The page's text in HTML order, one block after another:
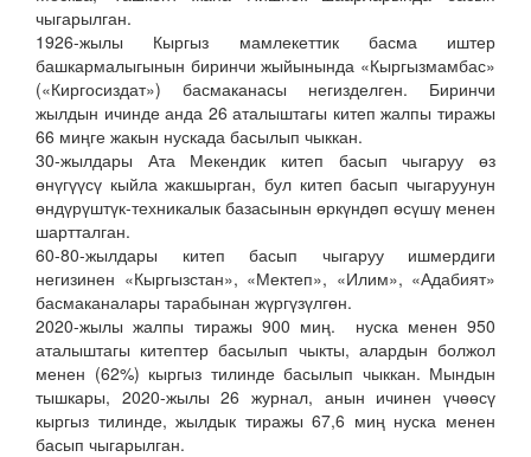
чыгарылган.
1926-жылы Кыргыз мамлекеттик басма иштер
башкармалыгынын биринчи жыйынында «Кыргызмамбас»
(«Киргосиздат») басмаканасы негизделген. Биринчи
жылдын ичинде анда 26 аталыштагы китеп жалпы тиражы
66 миңге жакын нускада басылып чыккан.
30-жылдары Ата Мекендик китеп басып чыгаруу өз
өнүгүүсү кыйла жакшырган, бул китеп басып чыгаруунун
өндүрүштүк-техникалык базасынын өркүндөп өсүшү менен
шартталган.
60-80-жылдары китеп басып чыгаруу ишмердиги
негизинен «Кыргызстан», «Мектеп», «Илим», «Адабият»
басмаканалары тарабынан жүргүзүлгөн.
2020-жылы жалпы тиражы 900 миң. нуска менен 950
аталыштагы китептер басылып чыкты, алардын болжол
менен (62%) кыргыз тилинде басылып чыккан. Мындын
тышкары, 2020-жылы 26 журнал, анын ичинен үчөөсү
кыргыз тилинде, жылдык тиражы 67,6 миң нуска менен
басып чыгарылган.